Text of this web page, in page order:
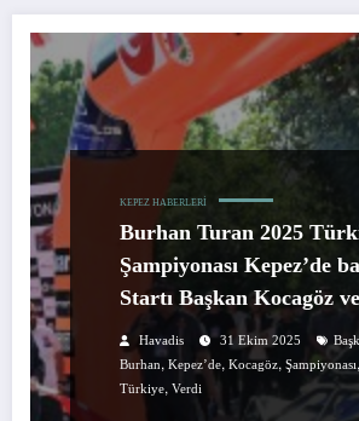
KEPEZ HABERLERI
Burhan Turan 2025
Şampiyonası Kepez’de
Startı Başkan Kocagöz
Havadis 31 Ekim 2025
Burhan, Kepez’de, Kocagöz, Şampiyonası,
Türkiye, Verdi